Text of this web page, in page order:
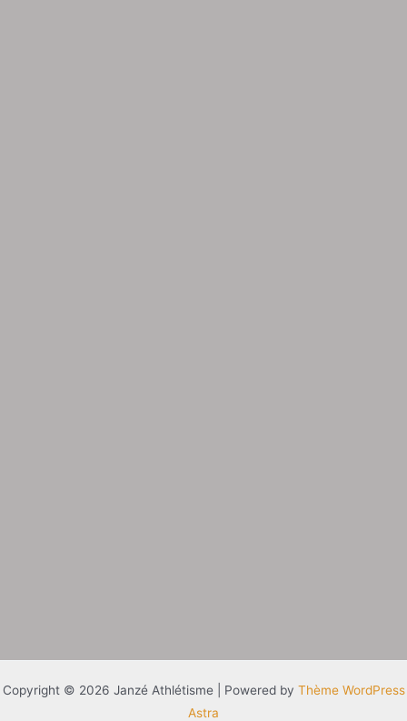
Copyright © 2026 Janzé Athlétisme | Powered by Thème WordPress
Astra